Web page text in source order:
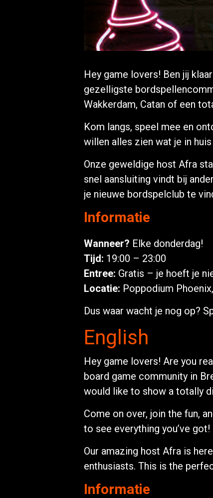
Hey game lovers! Ben jij
gezelligste
Wakkerdam, Catan of een
Kom langs, speel mee en
willen alles zien wat je in
Onze geweldige host Afra
snel aansluiting vindt bij
je nieuwe bordspelclub te
Informatie
Wanneer? Elke donderdag!
Tijd: 19:00 – 23:00
Entree: Gratis – je hoeft je
Locatie: Poppodium
Dus waar wacht je nog op?
English
Hey game lovers! Are you
board game community in
would like to show a totally
Come on over, join the fun,
to see everything you’ve got!
Our amazing host Afra is
enthusiasts. This is the
Informatie